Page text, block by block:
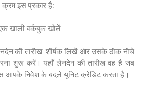
इस प्रकार है:
खाली वर्कबुक खोलें
की तारीख' शीर्षक लिखें और उसके ठीक नीचे
शुरू करें। यहाँ लेनदेन की तारीख वह है जब
निवेश के बदले यूनिट क्रेडिट करता है।